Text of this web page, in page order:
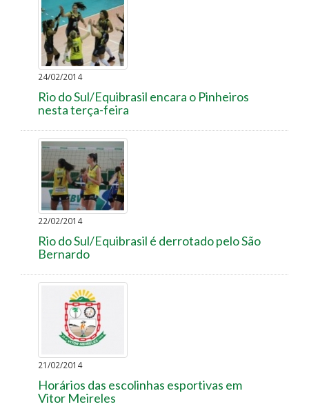
24/02/2014
Rio do Sul/Equibrasil encara o Pinheiros
nesta terça-feira
22/02/2014
Rio do Sul/Equibrasil é derrotado pelo São
Bernardo
21/02/2014
Horários das escolinhas esportivas em
Vitor Meireles